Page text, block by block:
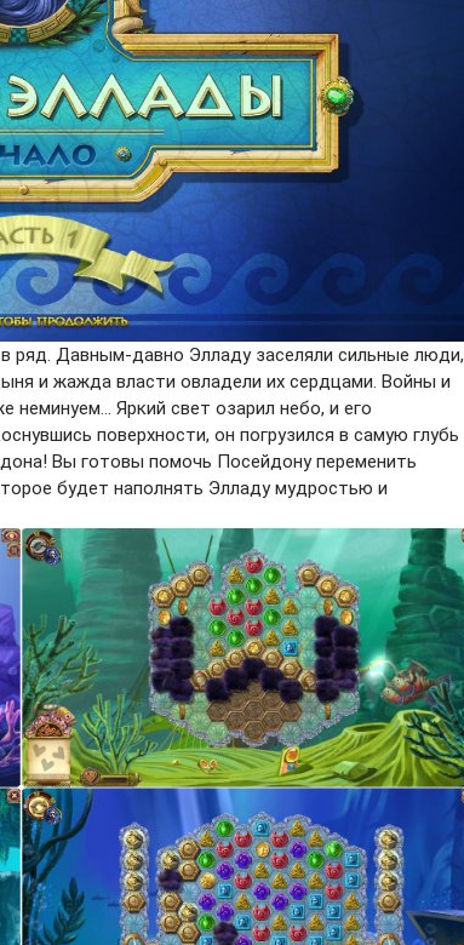
ряд. Давным-давно Элладу заселяли сильные люди,
и жажда власти овладели их сердцами. Войны и
неминуем... Яркий свет озарил небо, и его
поверхности, он погрузился в самую глубь
Вы готовы помочь Посейдону переменить
будет наполнять Элладу мудростью и